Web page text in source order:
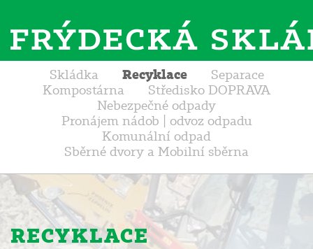
Skládka Recyklace
Separace
Kompostárna
Středisko DOPRAVA
Nebezpečné odpady
Pronájem nádob | odvoz odpadu
Komunální odpad
Sběrné dvory a Mobilní sběrna
RECYKLACE